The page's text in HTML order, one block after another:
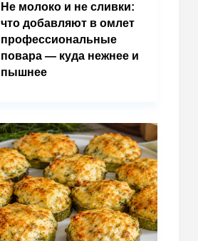
Не молоко и не сливки:
что добавляют в омлет
профессиональные
повара — куда нежнее и
пышнее